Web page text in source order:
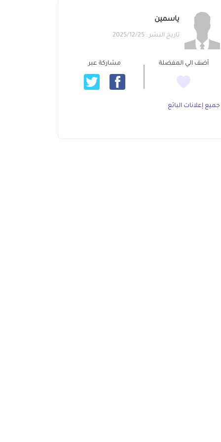
ياسمين
تاريخ النشر : 2025/12/25
أضف الي المفضلة مشاركة عبر
جميع إعلانات البائع